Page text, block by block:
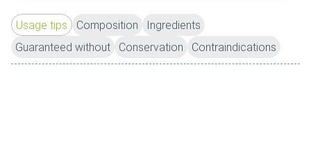
Usage tips Composition
Ingredients
Guaranteed without
Conservation Contraindications